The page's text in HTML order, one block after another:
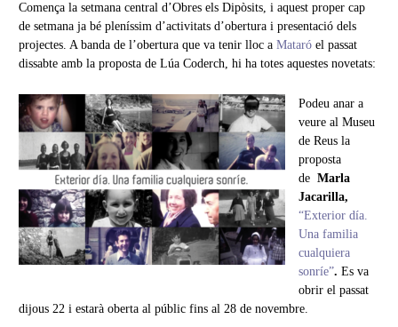
Comença la setmana central d’Obres els Dipòsits, i aquest proper cap
de setmana ja bé pleníssim d’activitats d’obertura i presentació dels
projectes. A banda de l’obertura que va tenir lloc a Mataró el passat
dissabte amb la proposta de Lúa Coderch, hi ha totes aquestes novetats:
Podeu anar a
veure al Museu
de Reus la
proposta
de Marla
Jacarilla,
“Exterior día.
Una familia
cualquiera
sonríe”. Es va
obrir el passat
dijous 22 i estarà oberta al públic fins al 28 de novembre.